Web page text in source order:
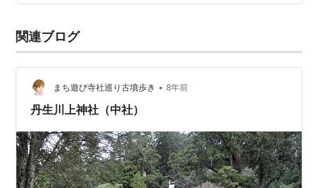
婦杉とも言われていて夫婦円満・延命長寿のご加護があ
り、その先には、東の瀧があります。透明で綺麗な滝と
川でした。東の瀧には龍…
関連ブログ
まち遊び寺社巡り古墳歩き • 8年前
丹生川上神社（中社）